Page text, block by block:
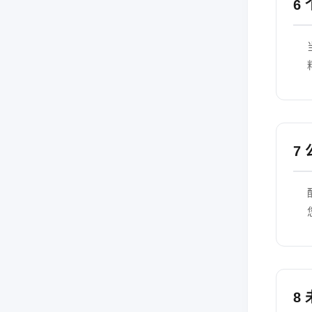
6
7
8